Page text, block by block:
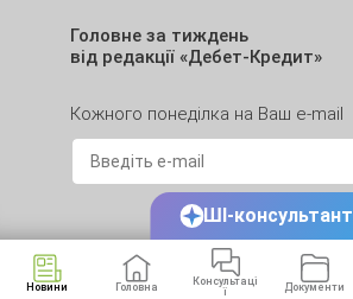
Головне за тиждень
від редакції «Дебет-Кредит»
Кожного понеділка на Ваш e-mail
Новини Головна
Консультаці
ї
Документи
ШІ-консультант